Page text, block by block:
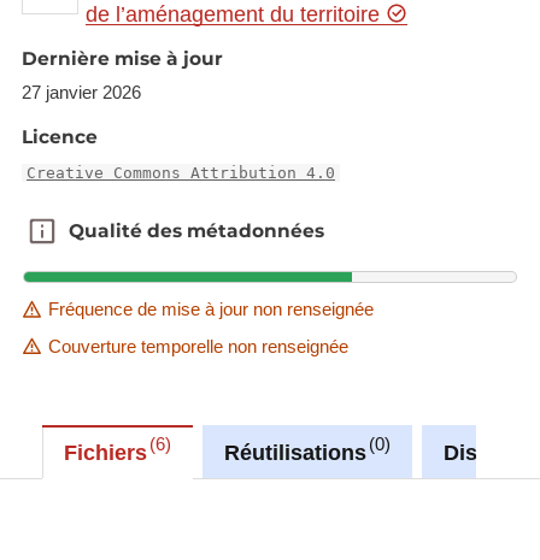
de l’aménagement du territoire
Dernière mise à jour
27 janvier 2026
Licence
Creative Commons Attribution 4.0
Qualité des métadonnées
Qualité des métadonnées
Fréquence de mise à jour non renseignée
Couverture temporelle non renseignée
Fichiers 6 Réutilisations 0